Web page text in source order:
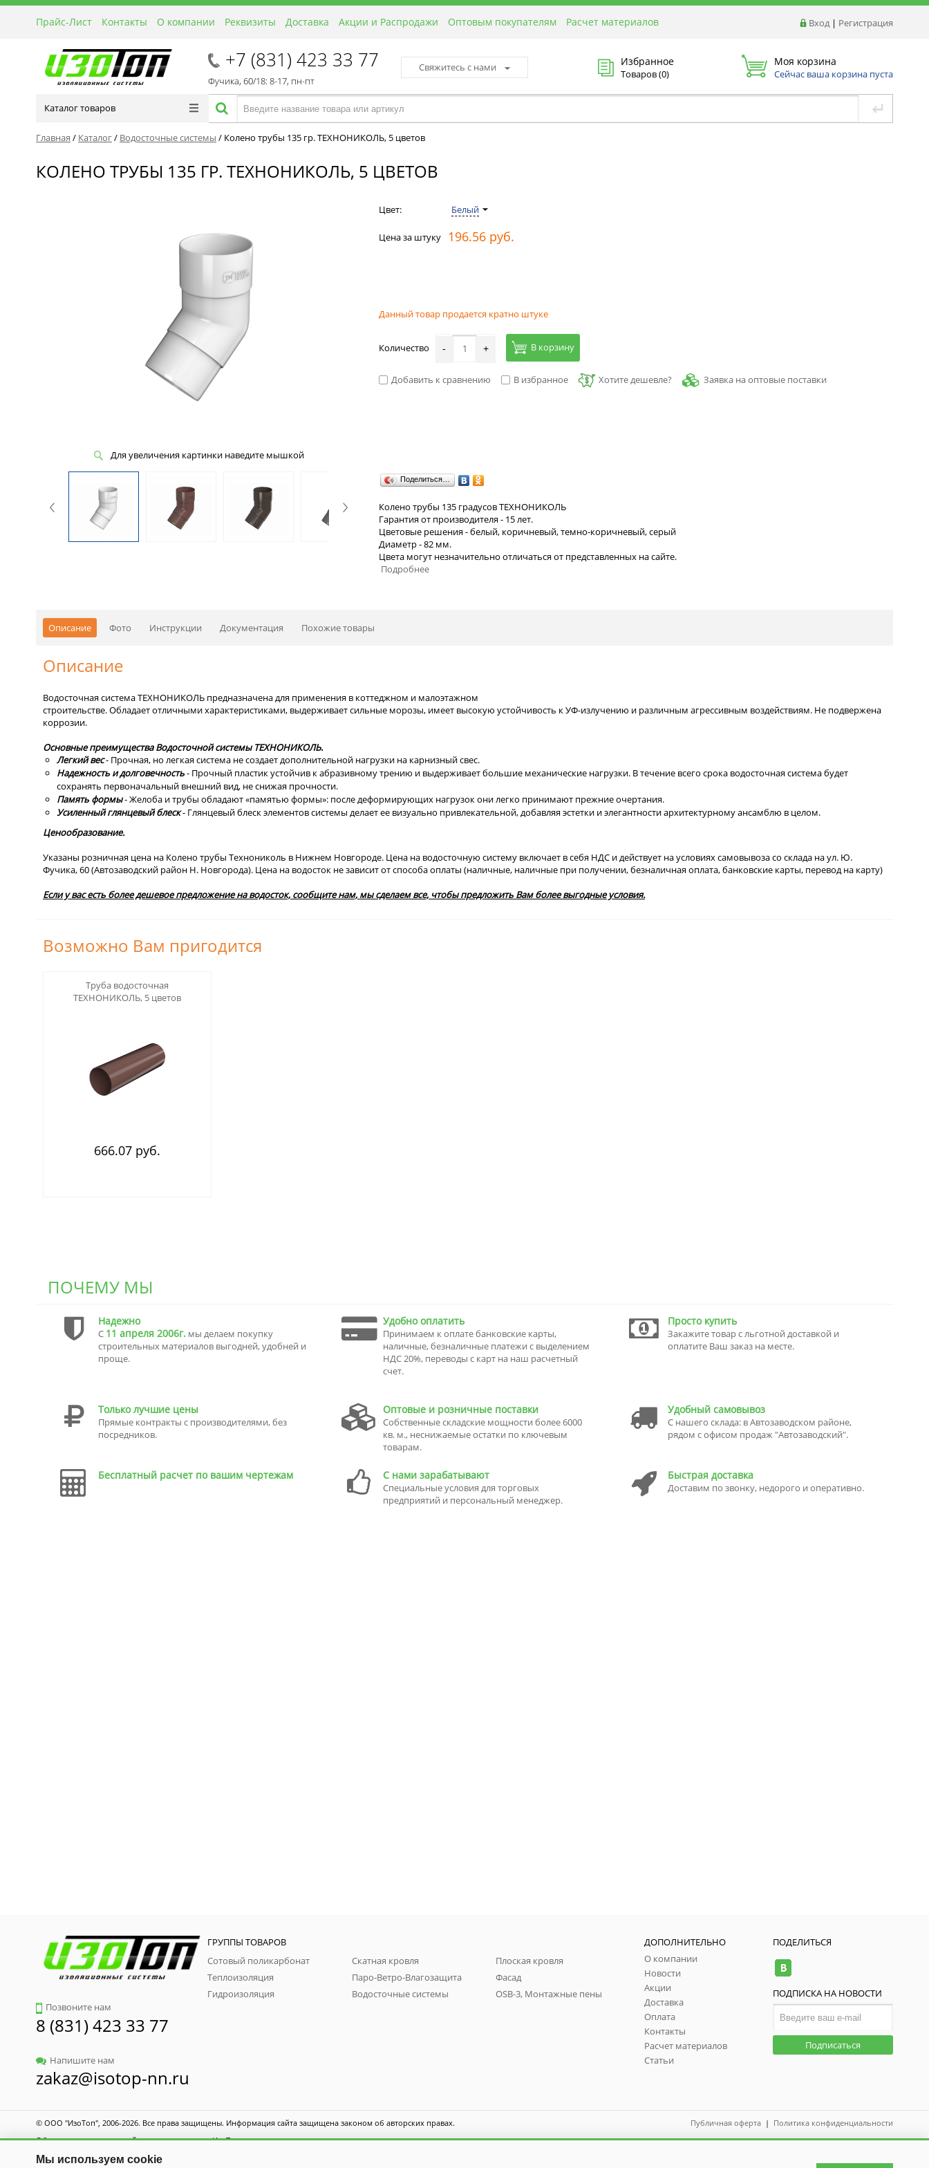
Вход | Регистрация
Прайс-Лист Контакты О компании Реквизиты Доставка Акции и Распродажи Оптовым покупателям Расчет материалов
+7 (831) 423 33 77
Фучика, 60/18: 8-17, пн-пт
Свяжитесь с нами Избранное
Товаров (0)
Моя корзина
Сейчас ваша корзина пуста
Каталог товаров
Главная / Каталог/ Водосточные системы / Колено трубы 135 гр. ТЕХНОНИКОЛЬ, 5 цветов
КОЛЕНО ТРУБЫ 135 ГР. ТЕХНОНИКОЛЬ, 5 ЦВЕТОВ
Для увеличения картинки наведите мышкой
Цвет: Белый
Цена за штуку 196.56 руб.
Данный товар продается кратно штуке
Количество - + В корзину
Добавить к сравнению В избранное Хотите дешевле? Заявка на оптовые поставки
Поделиться…
Колено трубы 135 градусов ТЕХНОНИКОЛЬ
Гарантия от производителя - 15 лет.
Цветовые решения - белый, коричневый, темно-коричневый, серый
Диаметр - 82 мм.
Цвета могут незначительно отличаться от представленных на сайте.
Подробнее
Описание Фото Инструкции Документация Похожие товары
Описание
Водосточная система ТЕХНОНИКОЛЬ предназначена для применения в коттеджном и малоэтажном
строительстве. Обладает отличными характеристиками, выдерживает сильные морозы, имеет высокую устойчивость к УФ-излучению и различным агрессивным воздействиям. Не подвержена
коррозии.
Основные преимущества Водосточной системы ТЕХНОНИКОЛЬ.
Легкий вес- Прочная, но легкая система не создает дополнительной нагрузки на карнизный свес.
Надежность и долговечность- Прочный пластик устойчив к абразивному трению и выдерживает большие механические нагрузки. В течение всего срока водосточная система будет
сохранять первоначальный внешний вид, не снижая прочности.
Память формы- Желоба и трубы обладают «памятью формы»: после деформирующих нагрузок они легко принимают прежние очертания.
Усиленный глянцевый блеск- Глянцевый блеск элементов системы делает ее визуально привлекательной, добавляя эстетки и элегантности архитектурному ансамблю в целом.
Ценообразование.
Указаны розничная цена на Колено трубы Технониколь в Нижнем Новгороде. Цена на водосточную систему включает в себя НДС и действует на условиях самовывоза со склада на ул. Ю.
Фучика, 60 (Автозаводский район Н. Новгорода). Цена на водосток не зависит от способа оплаты (наличные, наличные при получении, безналичная оплата, банковские карты, перевод на карту)
Если у вас есть более дешевое предложение на водосток, сообщите нам, мы сделаем все, чтобы предложить Вам более выгодные условия.
Возможно Вам пригодится
Труба водосточная
ТЕХНОНИКОЛЬ, 5 цветов
666.07 руб.
ПОЧЕМУ МЫ
Надежно
С 11 апреля 2006г. мы делаем покупку
строительных материалов выгодней, удобней и
проще.
Удобно оплатить
Принимаем к оплате банковские карты,
наличные, безналичные платежи с выделением
НДС 20%, переводы с карт на наш расчетный
счет.
Просто купить
Закажите товар с льготной доставкой и
оплатите Ваш заказ на месте.
Только лучшие цены
Прямые контракты с производителями, без
посредников.
Оптовые и розничные поставки
Собственные складские мощности более 6000
кв. м., неснижаемые остатки по ключевым
товарам.
Удобный самовывоз
С нашего склада: в Автозаводском районе,
рядом с офисом продаж "Автозаводский".
Бесплатный расчет по вашим чертежам С нами зарабатывают
Специальные условия для торговых
предприятий и персональный менеджер.
Быстрая доставка
Доставим по звонку, недорого и оперативно.
Позвоните нам
8 (831) 423 33 77
Напишите нам
zakaz@isotop-nn.ru
ГРУППЫ ТОВАРОВ
Сотовый поликарбонат
Скатная кровля
Плоская кровля
Теплоизоляция
Паро-Ветро-Влагозащита
Фасад
Гидроизоляция
Водосточные системы OSB-3, Монтажные пены
ДОПОЛНИТЕЛЬНО
О компании
Новости
Акции
Доставка
Оплата
Контакты
Расчет материалов
Статьи
ПОДЕЛИТЬСЯ
ПОДПИСКА НА НОВОСТИ
Подписаться
© ООО "ИзоТоп", 2006-2026. Все права защищены. Информация сайта защищена законом об авторских правах. Публичная оферта | Политика конфиденциальности
Общество с ограниченной ответственностью «ИзоТоп»
ОГРН 1085256009475
Мы используем cookie